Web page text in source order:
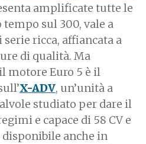
amplificate tutte le
sul 300, vale a
ricca, affiancata a
di qualità. Ma
motore Euro 5 è il
X-ADV, un’unità a
studiato per dare il
e capace di 58 CV e
anche in